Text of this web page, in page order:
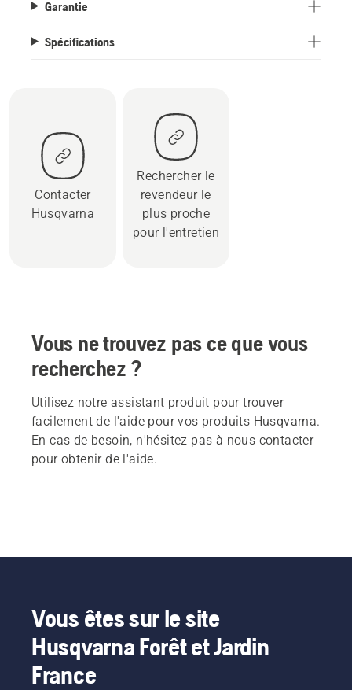
Garantie
Spécifications
Contacter
Husqvarna
Rechercher le
revendeur le
plus proche
pour l'entretien
Vous ne trouvez pas ce que vous
recherchez ?
Utilisez notre assistant produit pour trouver
facilement de l'aide pour vos produits Husqvarna.
En cas de besoin, n'hésitez pas à nous contacter
pour obtenir de l'aide.
Vous êtes sur le site
Husqvarna Forêt et Jardin
France